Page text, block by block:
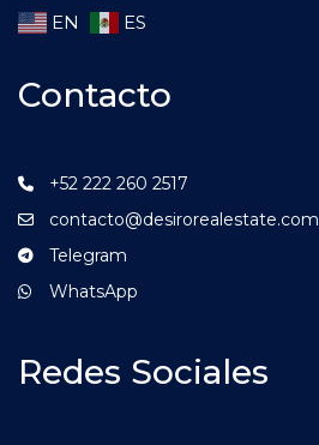
EN ES
Contacto
+52 222 260 2517
contacto@desirorealestate.com
Telegram
WhatsApp
Redes Sociales